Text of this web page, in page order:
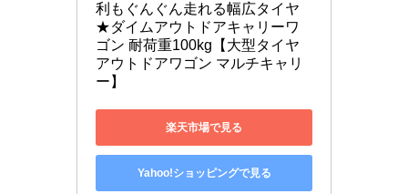
利もぐんぐん走れる幅広タイヤ
★ダイムアウトドアキャリーワ
ゴン 耐荷重100kg【大型タイヤ
アウトドアワゴン マルチキャリ
ー】
楽天市場で見る
Yahoo!ショッピングで見る